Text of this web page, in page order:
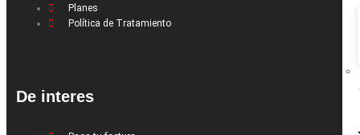
Planes
Política de Tratamiento
De interes